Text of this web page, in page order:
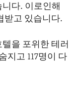
다. 이로인해
받고 있습니다.
을 포위한 테러
지고 117명이 다